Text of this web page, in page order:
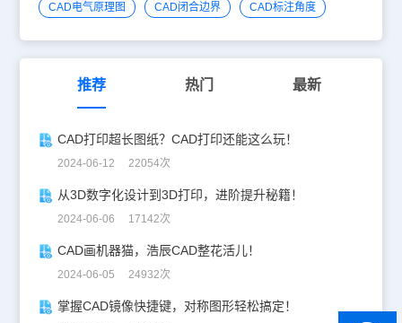
CAD电气原理图 CAD闭合边界 CAD标注角度
推荐 热门 最新
CAD打印超长图纸？CAD打印还能这么玩！
2024-06-12 22054次
从3D数字化设计到3D打印，进阶提升秘籍！
2024-06-06 17142次
CAD画机器猫，浩辰CAD整花活儿！
2024-06-05 24932次
掌握CAD镜像快捷键，对称图形轻松搞定！